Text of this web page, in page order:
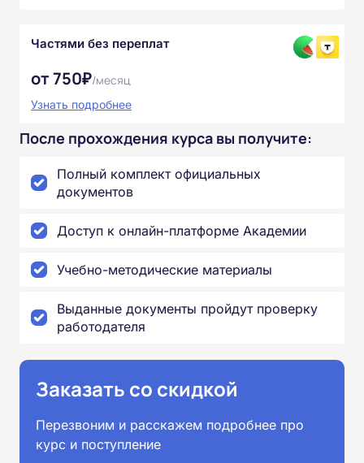
Частями без переплат
от 750₽/месяц
Узнать подробнее
После прохождения курса вы получите:
Полный комплект официальных
документов
Доступ к онлайн-платформе Академии
Учебно-методические материалы
Выданные документы пройдут проверку
работодателя
Заказать со скидкой
Перезвоним и расскажем подробнее про
курс и поступление